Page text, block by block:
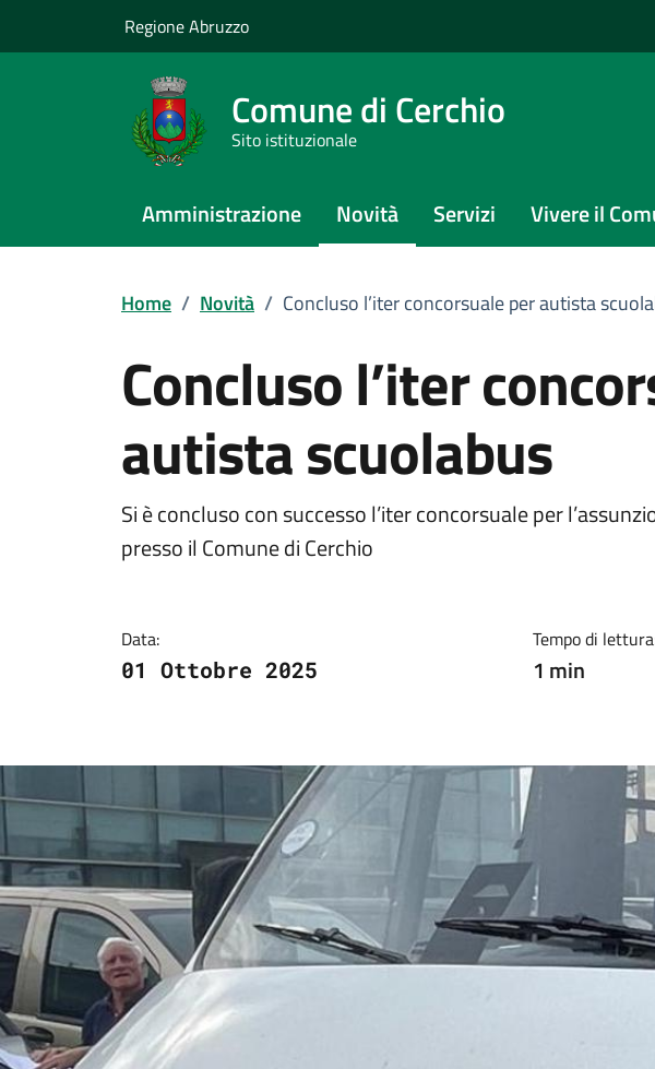
Vai ai contenutiRegione Abruzzo
Comune di Cerchio
Sito istituzionale
Amministrazione Novità Servizi Vivere il
Home / Novità / Concluso l’iter concorsuale per autista
Concluso l’iter
autista scuolabus
Dettagli della notizia
Si è concluso con successo l’iter concorsuale per
presso il Comune di Cerchio
Data:
01 Ottobre 2025
Tempo di
1 min